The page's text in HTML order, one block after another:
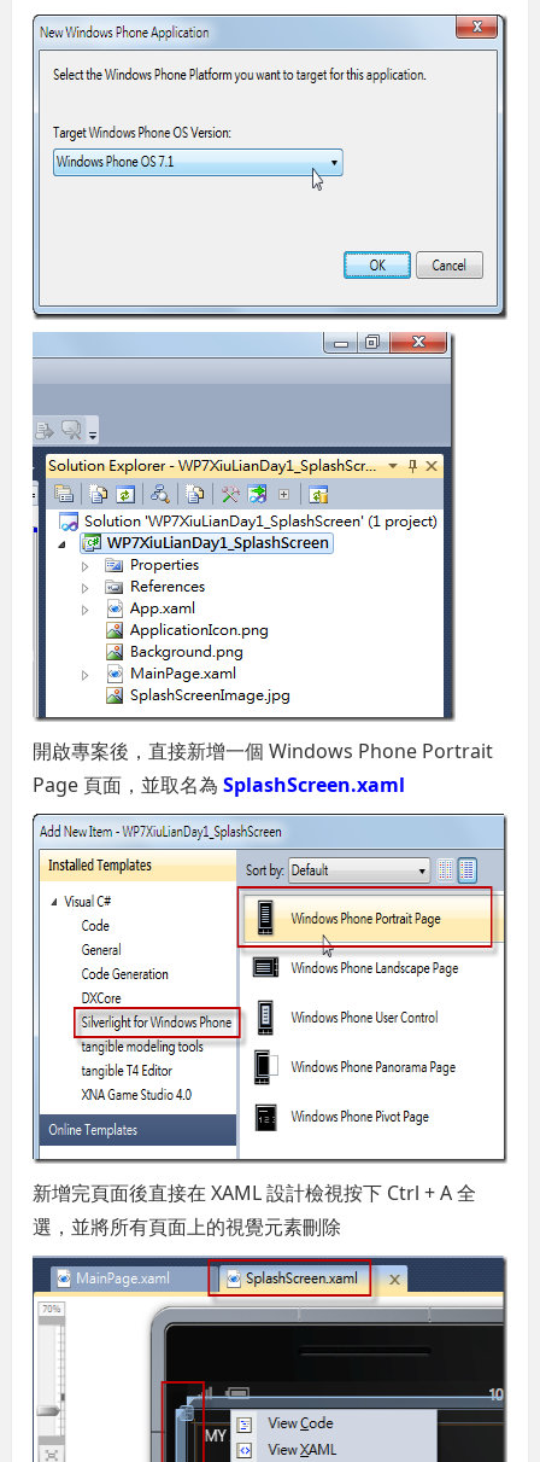
開啟專案後，直接新增一個 Windows Phone Portrait
Page 頁面，並取名為SplashScreen.xaml
新增完頁面後直接在 XAML 設計檢視按下 Ctrl + A 全
選，並將所有頁面上的視覺元素刪除